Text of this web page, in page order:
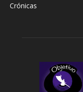
Crónicas